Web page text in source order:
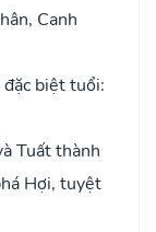
Canh
đặc biệt tuổi:
Tuất thành
Hợi, tuyệt